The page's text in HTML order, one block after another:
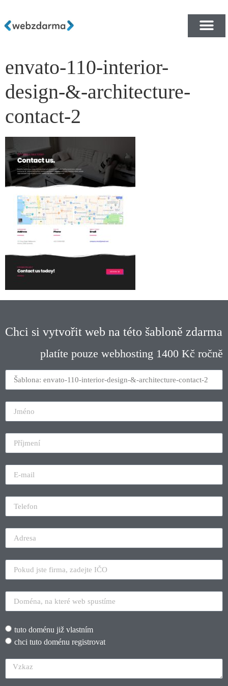
envato-110-interior-
design-&-architecture-
contact-2
Chci si vytvořit web na této šabloně zdarma
platíte pouze webhosting 1400 Kč ročně
tuto doménu již vlastním
chci tuto doménu registrovat